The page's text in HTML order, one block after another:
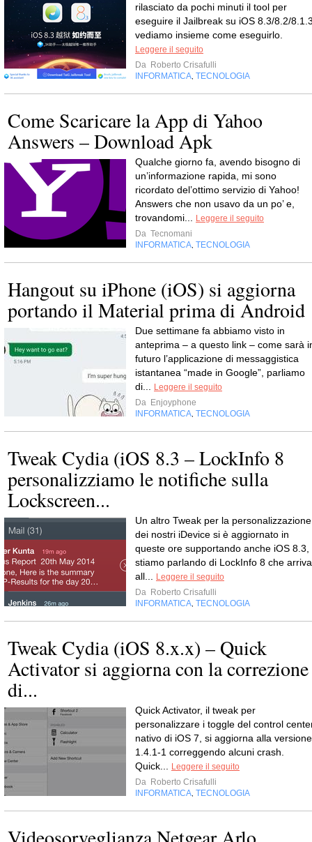
rilasciato da pochi minuti il tool per
eseguire il Jailbreak su iOS 8.3/8.2/
vediamo insieme come eseguirlo.
Leggere il seguito
Da Roberto Crisafulli
INFORMATICA, TECNOLOGIA
Come Scaricare la App di Yahoo
Answers – Download Apk
Qualche giorno fa, avendo bisogno di
un’informazione rapida, mi sono
ricordato del’ottimo servizio di Yahoo!
Answers che non usavo da un po’ e,
trovandomi... Leggere il seguito
Da Tecnomani
INFORMATICA, TECNOLOGIA
Hangout su iPhone (iOS) si aggiorna
portando il Material prima di Android
Due settimane fa abbiamo visto in
anteprima – a questo link – come sarà
futuro l’applicazione di messaggistica
istantanea “made in Google”, parliamo
di... Leggere il seguito
Da Enjoyphone
INFORMATICA, TECNOLOGIA
Tweak Cydia (iOS 8.3 – LockInfo 8
personalizziamo le notifiche sulla
Lockscreen...
Un altro Tweak per la personalizzazione
dei nostri iDevice si è aggiornato in
queste ore supportando anche iOS 8.3,
stiamo parlando di LockInfo 8 che arriva
all... Leggere il seguito
Da Roberto Crisafulli
INFORMATICA, TECNOLOGIA
Tweak Cydia (iOS 8.x.x) – Quick
Activator si aggiorna con la correzione
di...
Quick Activator, il tweak per
personalizzare i toggle del control
nativo di iOS 7, si aggiorna alla versione
1.4.1-1 correggendo alcuni crash.
Quick... Leggere il seguito
Da Roberto Crisafulli
INFORMATICA, TECNOLOGIA